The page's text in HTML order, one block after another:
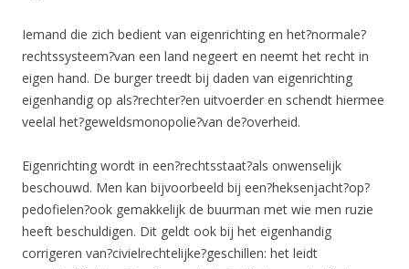
Iemand die zich bedient van eigenrichting en het?normale?
rechtssysteem?van een land negeert en neemt het recht in
eigen hand. De burger treedt bij daden van eigenrichting
eigenhandig op als?rechter?en uitvoerder en schendt hiermee
veelal het?geweldsmonopolie?van de?overheid.
Eigenrichting wordt in een?rechtsstaat?als onwenselijk
beschouwd. Men kan bijvoorbeeld bij een?heksenjacht?op?
pedofielen?ook gemakkelijk de buurman met wie men ruzie
heeft beschuldigen. Dit geldt ook bij het eigenhandig
corrigeren van?civielrechtelijke?geschillen: het leidt